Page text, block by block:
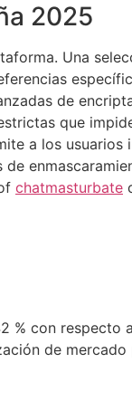
2025
Una
de
que
a los
chatmasturbate
% con
de